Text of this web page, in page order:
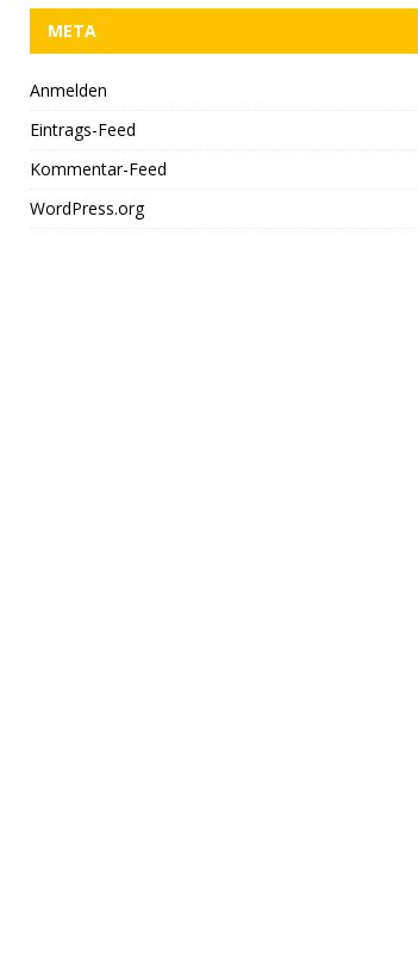
META
Anmelden
Eintrags-Feed
Kommentar-Feed
WordPress.org